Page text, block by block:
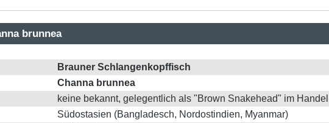
brunnea
Brauner Schlangenkopffisch
Channa brunnea
keine bekannt, gelegentlich als "Brown Snakehead" im Handel
Südostasien (Bangladesch, Nordostindien, Myanmar)